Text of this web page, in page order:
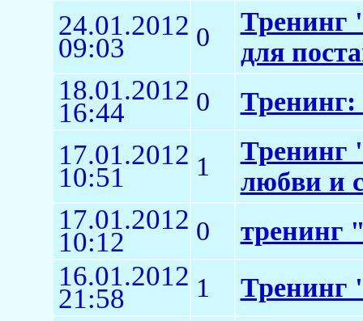
24.01.2012
09:03 0
Тренинг
для
18.01.2012
16:44 0 Тренинг:
17.01.2012
10:51 1
Тренинг
любви и
17.01.2012
10:12 0 тренинг
16.01.2012
21:58 1 Тренинг